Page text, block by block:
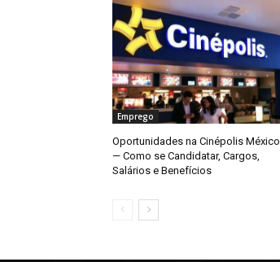
Emprego
Oportunidades na Cinépolis México
— Como se Candidatar, Cargos,
Salários e Benefícios